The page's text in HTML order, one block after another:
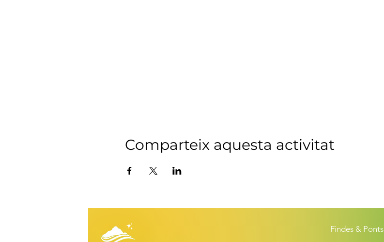
Comparteix aquesta activitat
Findes & Ponts